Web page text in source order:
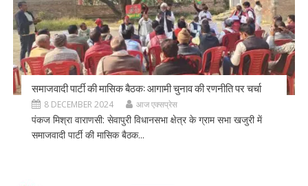
समाजवादी पार्टी की मासिक बैठक: आगामी चुनाव की रणनीति पर चर्चा
8 DECEMBER 2024 आज एक्सप्रेस
पंकज मिश्रा वाराणसी: सेवापुरी विधानसभा क्षेत्र के ग्राम सभा खजुरी में
समाजवादी पार्टी की मासिक बैठक...